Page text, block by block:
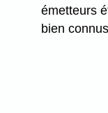
émetteurs
bien